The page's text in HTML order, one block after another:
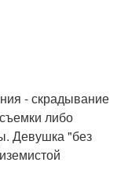
- скрадывание
либо
Девушка "без